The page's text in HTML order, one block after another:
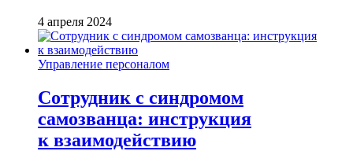
4 апреля 2024
Управление персоналом
Сотрудник с синдромом
самозванца: инструкция
к взаимодействию